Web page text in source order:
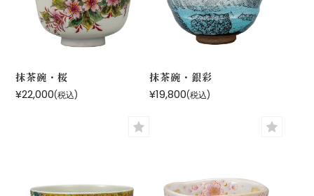
抹茶碗・桜
¥22,000(税込)
抹茶碗・銀彩
¥19,800(税込)